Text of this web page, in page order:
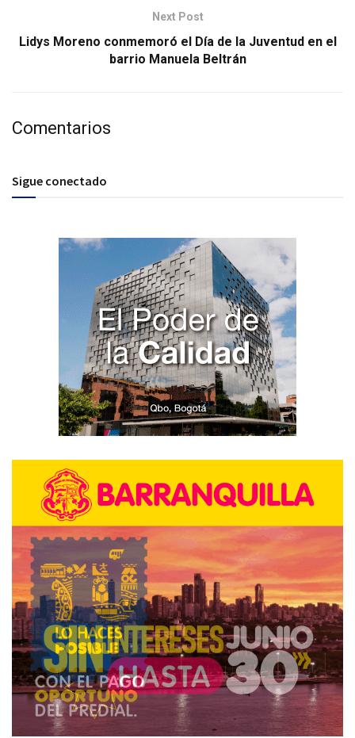
Next Post
Lidys Moreno conmemoró el Día de la Juventud en el
barrio Manuela Beltrán
Comentarios
Sigue conectado